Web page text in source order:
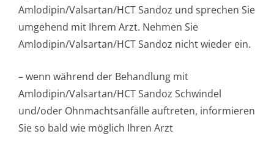
Amlodipin/Val­sartan/HCT Sandoz und sprechen Sie
umgehend mit Ihrem Arzt. Nehmen Sie
Amlodipin/Val­sartan/HCT Sandoz nicht wieder ein.
– wenn während der Behandlung mit
Amlodipin/Val­sartan/HCT Sandoz Schwindel
und/oder Ohnmachtsanfälle auftreten, informieren
Sie so bald wie möglich Ihren Arzt